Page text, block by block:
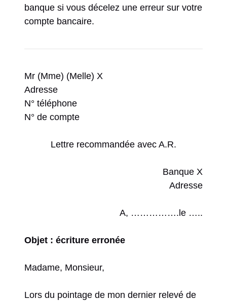
banque si vous décelez une erreur sur votre
compte bancaire.
Mr (Mme) (Melle) X
Adresse
N° téléphone
N° de compte
Lettre recommandée avec A.R.
Banque X
Adresse
A, …………….le …..
Objet : écriture erronée
Madame, Monsieur,
Lors du pointage de mon dernier relevé de